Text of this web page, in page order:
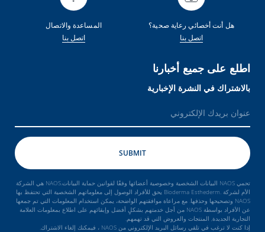
هل أنت أخصائي رعاية صحية؟
اتصل بنا
المساعدة والاتصال
اتصل بنا
اطلع على جميع أخبارنا
بالاشتراك في النشرة الإخبارية
تحمي NAOS البيانات الشخصية وخصوصية أعضائها وفقًا لقوانين حماية البيانات.NAOS هي الشركة
الأم لشركة .Bioderma Esthederm يحق للأفراد الوصول إلى معلوماتهم الشخصية التي تحتفظ بها
NAOS وتصحيحها وحذفها. مع مراعاة موافقتهم الواضحة، يمكن استخدام المعلومات التي تم جمعها
عن الأفراد بواسطة NAOS من أجل خدمتهم بشكلٍ أفضل وإبقائهم على اطلاع بمعلومات العلامة
التجارية الجديدة, المنتجات والعروض التي قد تهمهم.
إذا كنت لا ترغب في تلقي رسائل البريد الإلكتروني من NAOS ، فيمكنك إلغاء الاشتراك.